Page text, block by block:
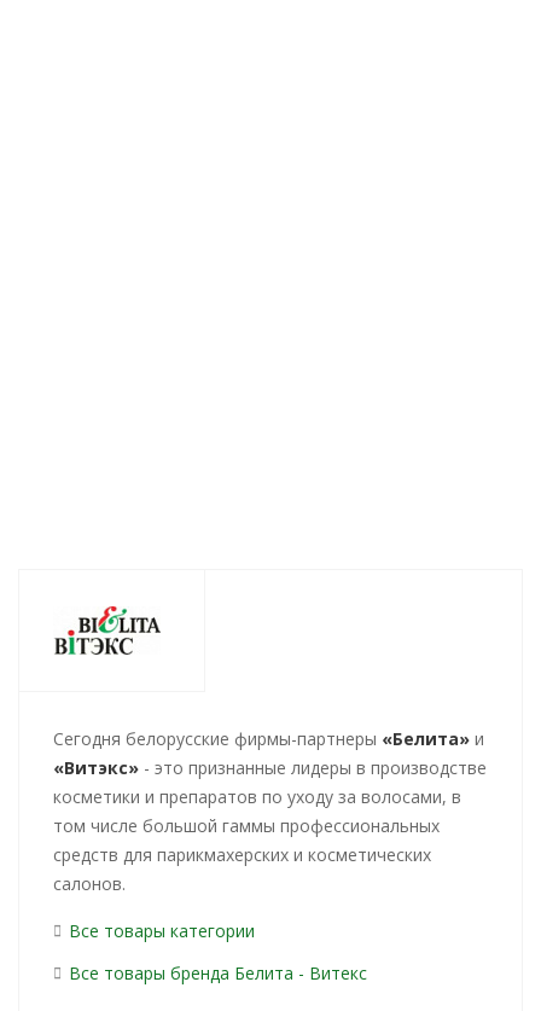
Cегодня белорусские фирмы-партнеры «Белита» и
«Витэкс» - это признанные лидеры в производстве
косметики и препаратов по уходу за волосами, в
том числе большой гаммы профессиональных
средств для парикмахерских и косметических
салонов.
Все товары категории
Все товары бренда Белита - Витекс